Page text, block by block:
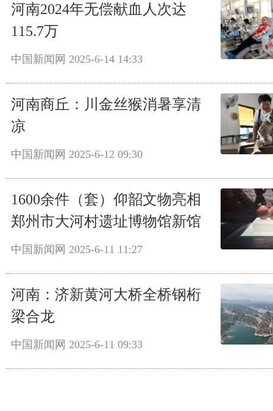
河南2024年无偿献血人次达
115.7万
中国新闻网 2025-6-14 14:33
河南商丘：川金丝猴消暑享清
凉
中国新闻网 2025-6-12 09:30
1600余件（套）仰韶文物亮相
郑州市大河村遗址博物馆新馆
中国新闻网 2025-6-11 11:27
河南：济新黄河大桥全桥钢桁
梁合龙
中国新闻网 2025-6-11 09:33